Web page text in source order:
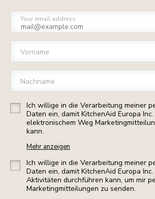
Your email address
Vorname
Nachname
Ich willige in die Verarbeitung meiner
Daten ein, damit KitchenAid Europa
elektronischem Weg
kann.
Mehr anzeigen
Ich willige in die Verarbeitung meiner
Daten ein, damit KitchenAid Europa
Aktivitäten durchführen kann, um mir
Marketingmitteilungen zu senden.